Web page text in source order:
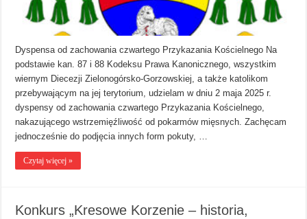
Dyspensa od zachowania czwartego Przykazania Kościelnego Na
podstawie kan. 87 i 88 Kodeksu Prawa Kanonicznego, wszystkim
wiernym Diecezji Zielonogórsko-Gorzowskiej, a także katolikom
przebywającym na jej terytorium, udzielam w dniu 2 maja 2025 r.
dyspensy od zachowania czwartego Przykazania Kościelnego,
nakazującego wstrzemięźliwość od pokarmów mięsnych. Zachęcam
jednocześnie do podjęcia innych form pokuty, …
Czytaj więcej »
Konkurs „Kresowe Korzenie – historia,